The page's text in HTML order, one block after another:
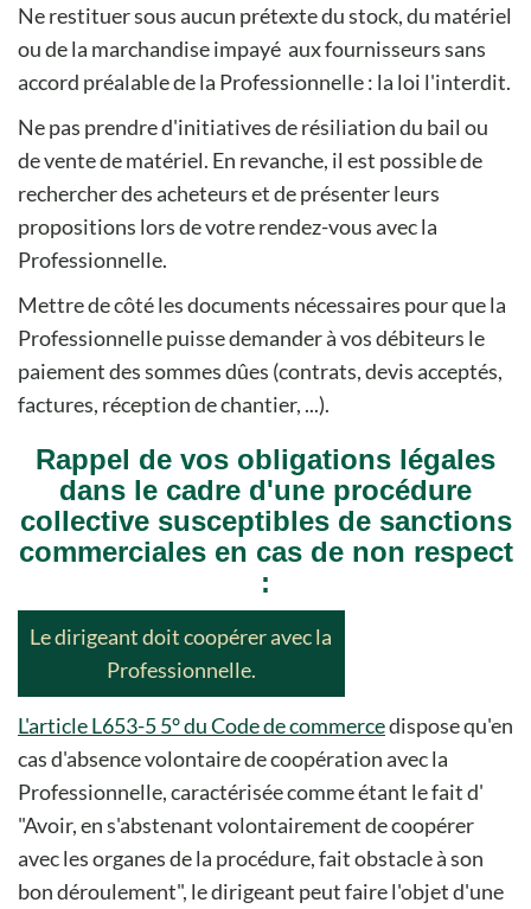
Ne restituer sous aucun prétexte du stock, du matériel
ou de la marchandise impayé aux fournisseurs sans
accord préalable de la Professionnelle : la loi l'interdit.
Ne pas prendre d'initiatives de résiliation du bail ou
de vente de matériel. En revanche, il est possible de
rechercher des acheteurs et de présenter leurs
propositions lors de votre rendez-vous avec la
Professionnelle.
Mettre de côté les documents nécessaires pour que la
Professionnelle puisse demander à vos débiteurs le
paiement des sommes dûes (contrats, devis acceptés,
factures, réception de chantier, ...).
Rappel de vos obligations légales
dans le cadre d'une procédure
collective susceptibles de sanctions
commerciales en cas de non respect
:
Le dirigeant doit coopérer avec la
Professionnelle.
L'article L653-5 5° du Code de commercedispose qu'en
cas d'absence volontaire de coopération avec la
Professionnelle, caractérisée comme étant le fait d'
"Avoir, en s'abstenant volontairement de coopérer
avec les organes de la procédure, fait obstacle à son
bon déroulement", le dirigeant peut faire l'objet d'une